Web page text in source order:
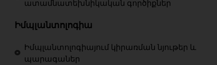
ատամնատեխնիկական գործիքներ
Իմպլանտոլոգիա
Իմպլանտոլոգիայում կիրառման նյութեր և
պարագաներ